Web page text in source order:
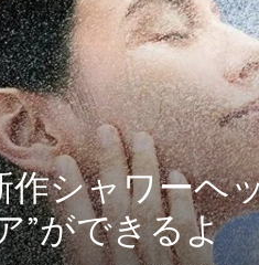
作シャワーヘ
”ができるよ